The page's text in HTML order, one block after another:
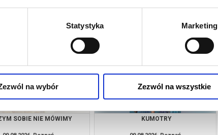
Statystyka Marketing
na wybór Zezwól na wszystkie
info
kup bilet
SOBIE NIE MÓWIMY KUMOTRY